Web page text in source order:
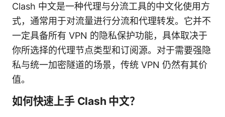
Clash 中文是一种代理与分流工具的中文化使用方
式，通常用于对流量进行分流和代理转发。它并不
一定具备所有 VPN 的隐私保护功能，具体取决于
你所选择的代理节点类型和订阅源。对于需要强隐
私与统一加密隧道的场景，传统 VPN 仍然有其价
值。
如何快速上手 Clash 中文？